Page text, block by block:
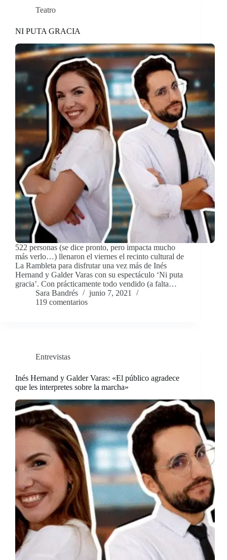
Teatro
NI PUTA GRACIA
522 personas (se dice pronto, pero impacta mucho
más verlo…) llenaron el viernes el recinto cultural de
La Rambleta para disfrutar una vez más de Inés
Hernand y Galder Varas con su espectáculo ‘Ni puta
gracia’. Con prácticamente todo vendido (a falta…
Sara Bandrés
junio 7, 2021
119 comentarios
Entrevistas
Inés Hernand y Galder Varas: «El público agradece
que les interpretes sobre la marcha»